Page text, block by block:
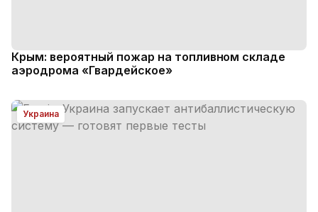
Крым: вероятный пожар на топливном складе
аэродрома «Гвардейское»
Украина